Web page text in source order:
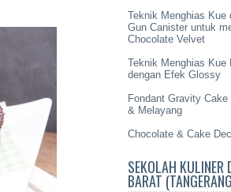
Teknik Menghias Kue
Gun Canister untuk
Chocolate Velvet
Teknik Menghias Kue
dengan Efek Glossy
Fondant Gravity
& Melayang
Chocolate & Cake
SEKOLAH KULINER
BARAT